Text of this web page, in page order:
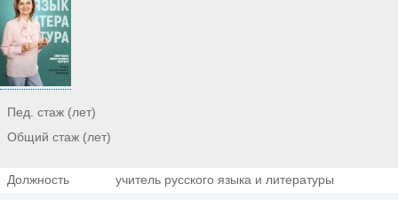
Пед. стаж (лет)
Общий стаж (лет)
Должность учитель русского языка и литературы